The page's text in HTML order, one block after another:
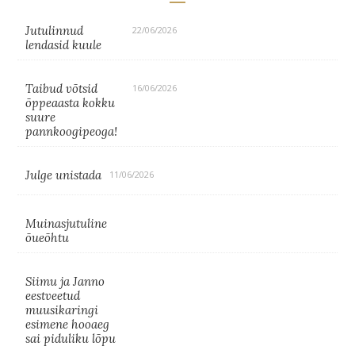
Jutulinnud
lendasid kuule
22/06/2026
Taibud võtsid
õppeaasta kokku
suure
pannkoogipeoga!
16/06/2026
Julge unistada 11/06/2026
Muinasjutuline
õueõhtu
Siimu ja Janno
eestveetud
muusikaringi
esimene hooaeg
sai piduliku lõpu